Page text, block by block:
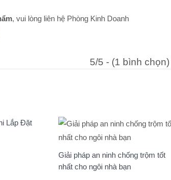
, vui lòng liên hệ Phòng Kinh Doanh
5/5 - (1 bình chọn)
Lắp Đặt
Giải pháp an ninh chống trộm tốt
nhất cho ngôi nhà bạn